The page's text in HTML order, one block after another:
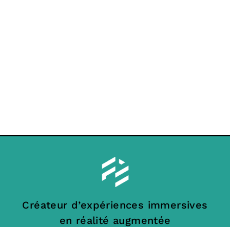
Créateur d’expériences immersives
en réalité augmentée